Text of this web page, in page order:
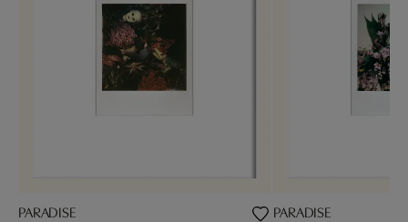
PARADISE PARADISE